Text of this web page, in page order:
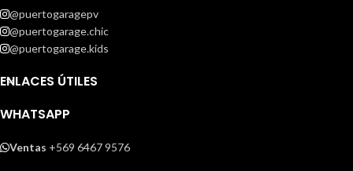
@puertogaragepv
@puertogarage.chic
@puertogarage.kids
ENLACES ÚTILES
WHATSAPP
Ventas +569 6467 9576